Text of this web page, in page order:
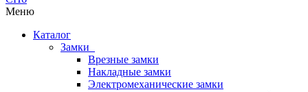
Меню
Каталог
Замки
Врезные замки
Накладные замки
Электромеханические замки